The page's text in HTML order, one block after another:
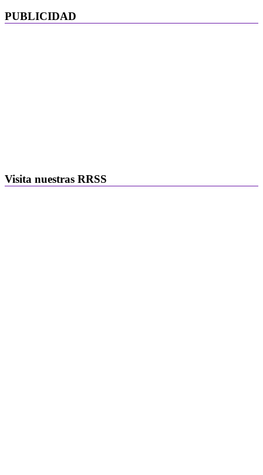
PUBLICIDAD
Visita nuestras RRSS